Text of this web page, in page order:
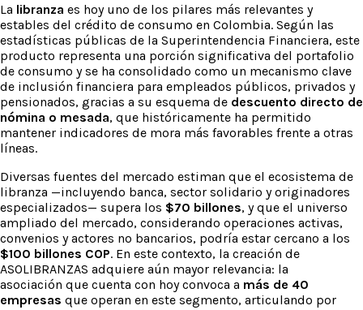
La libranza es hoy uno de los pilares más relevantes y
estables del crédito de consumo en Colombia. Según las
estadísticas públicas de la Superintendencia Financiera, este
producto representa una porción significativa del portafolio
de consumo y se ha consolidado como un mecanismo clave
de inclusión financiera para empleados públicos, privados y
pensionados, gracias a su esquema de descuento directo de
nómina o mesada, que históricamente ha permitido
mantener indicadores de mora más favorables frente a otras
líneas.
Diversas fuentes del mercado estiman que el ecosistema de
libranza —incluyendo banca, sector solidario y originadores
especializados— supera los $70 billones, y que el universo
ampliado del mercado, considerando operaciones activas,
convenios y actores no bancarios, podría estar cercano a los
$100 billones COP. En este contexto, la creación de
ASOLIBRANZAS adquiere aún mayor relevancia: la
asociación que cuenta con hoy convoca a más de 40
empresas que operan en este segmento, articulando por